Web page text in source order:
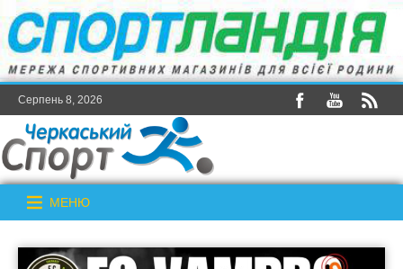
Серпень 8, 2026
МЕНЮ